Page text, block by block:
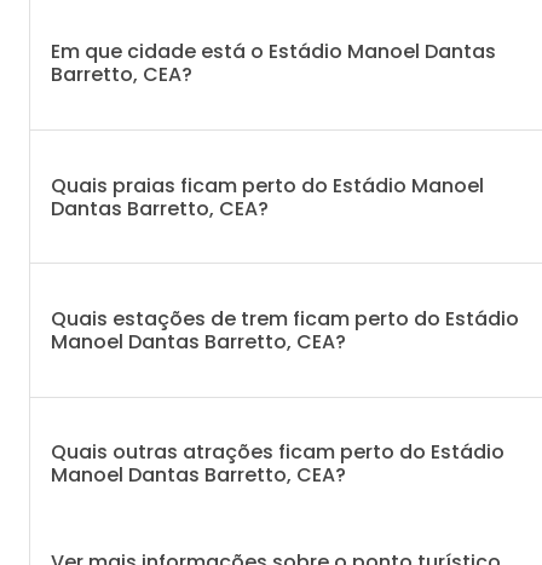
Em que cidade está o Estádio Manoel Dantas
Barretto, CEA?
Quais praias ficam perto do Estádio Manoel
Dantas Barretto, CEA?
Quais estações de trem ficam perto do Estádio
Manoel Dantas Barretto, CEA?
Quais outras atrações ficam perto do Estádio
Manoel Dantas Barretto, CEA?